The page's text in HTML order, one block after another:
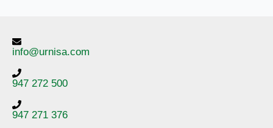
info@urnisa.com
947 272 500
947 271 376